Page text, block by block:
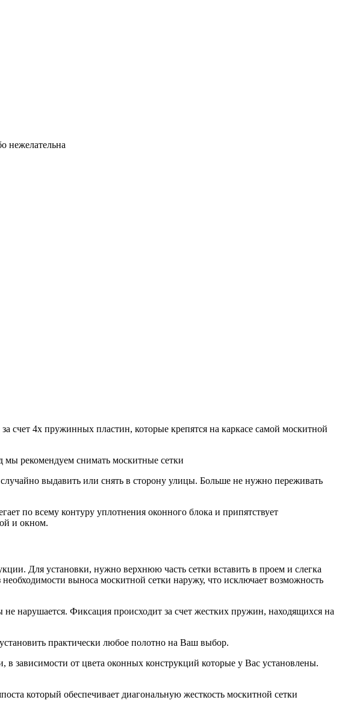
нежелательна
счет 4х пружинных пластин, которые крепятся на каркасе самой москитной
рекомендуем снимать москитные сетки
выдавить или снять в сторону улицы. Больше не нужно переживать
по всему контуру уплотнения оконного блока и припятствует
и окном.
Для установки, нужно верхнюю часть сетки вставить в проем и слегка
выноса москитной сетки наружу, что исключает возможность
нарушается. Фиксация происходит за счет жестких пружин, находящихся на
практически любое полотно на Ваш выбор.
зависимости от цвета оконных конструкций которые у Вас установлены.
который обеспечивает диагональную жесткость москитной сетки